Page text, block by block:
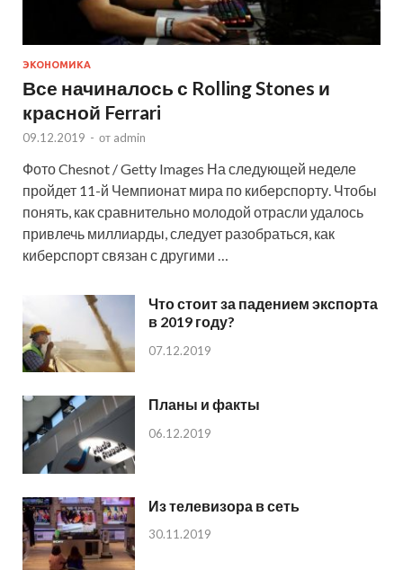
ЭКОНОМИКА
Все начиналось с Rolling Stones и
красной Ferrari
09.12.2019 - от admin
Фото Chesnot / Getty Images На следующей неделе
пройдет 11-й Чемпионат мира по киберспорту. Чтобы
понять, как сравнительно молодой отрасли удалось
привлечь миллиарды, следует разобраться, как
киберспорт связан с другими …
Что стоит за падением экспорта
в 2019 году?
07.12.2019
Планы и факты
06.12.2019
Из телевизора в сеть
30.11.2019